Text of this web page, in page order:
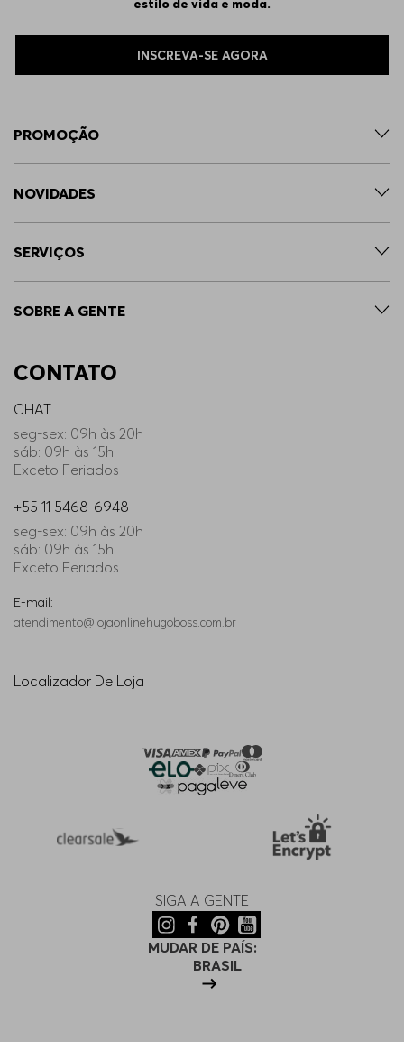
INSCREVA-SE AGORA
PROMOÇÃO
NOVIDADES
SERVIÇOS
SOBRE A GENTE
CONTATO
CHAT
seg-sex: 09h às 20h
sáb: 09h às 15h
Exceto Feriados
+55 11 5468-6948
seg-sex: 09h às 20h
sáb: 09h às 15h
Exceto Feriados
E-mail:
atendimento@lojaonlinehugoboss.com.br
Localizador De Loja
SIGA A GENTE
MUDAR DE PAÍS:
BRASIL